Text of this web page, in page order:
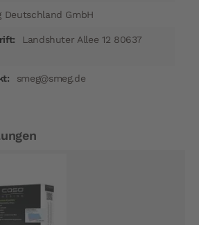
Deutschland GmbH
Landshuter Allee 12 80637
smeg@smeg.de